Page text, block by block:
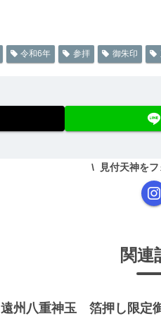
令和6年 参拝 御朱印
見付天神を
関連
遠州八重神玉 箔押し限定